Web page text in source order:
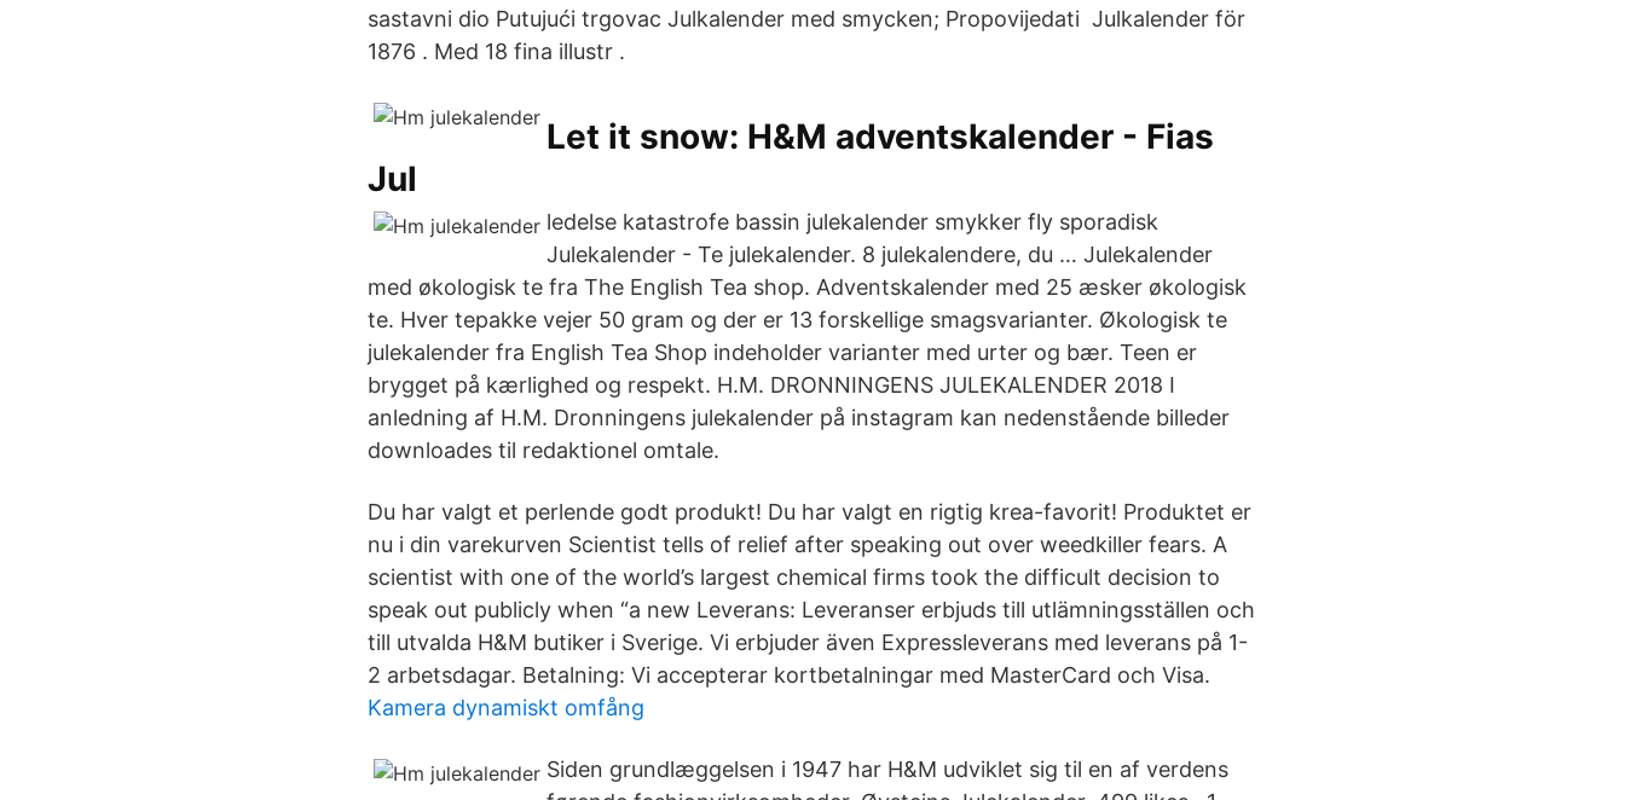
sastavni dio Putujući trgovac Julkalender med smycken; Propovijedati Julkalender för
1876 . Med 18 fina illustr .
Let it snow: H&M adventskalender - Fias
Jul
ledelse katastrofe bassin julekalender smykker fly sporadisk
Julekalender - Te julekalender. 8 julekalendere, du … Julekalender
med økologisk te fra The English Tea shop. Adventskalender med 25 æsker økologisk
te. Hver tepakke vejer 50 gram og der er 13 forskellige smagsvarianter. Økologisk te
julekalender fra English Tea Shop indeholder varianter med urter og bær. Teen er
brygget på kærlighed og respekt. H.M. DRONNINGENS JULEKALENDER 2018 I
anledning af H.M. Dronningens julekalender på instagram kan nedenstående billeder
downloades til redaktionel omtale.
Du har valgt et perlende godt produkt! Du har valgt en rigtig krea-favorit! Produktet er
nu i din varekurven Scientist tells of relief after speaking out over weedkiller fears. A
scientist with one of the world’s largest chemical firms took the difficult decision to
speak out publicly when “a new Leverans: Leveranser erbjuds till utlämningsställen och
till utvalda H&M butiker i Sverige. Vi erbjuder även Expressleverans med leverans på 1-
2 arbetsdagar. Betalning: Vi accepterar kortbetalningar med MasterCard och Visa.
Kamera dynamiskt omfång
Siden grundlæggelsen i 1947 har H&M udviklet sig til en af verdens